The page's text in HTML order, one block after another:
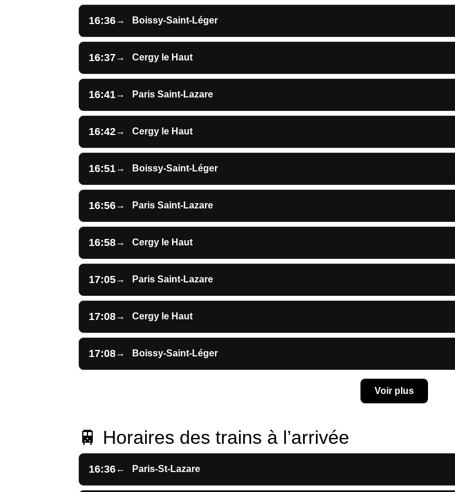
16:36→ Boissy-Saint-Léger
16:37→ Cergy le Haut
16:41→ Paris Saint-Lazare
16:42→ Cergy le Haut
16:51→ Boissy-Saint-Léger
16:56→ Paris Saint-Lazare
16:58→ Cergy le Haut
17:05→ Paris Saint-Lazare
17:08→ Cergy le Haut
17:08→ Boissy-Saint-Léger
Voir plus
🚆 Horaires des trains à l’arrivée
16:36← Paris-St-Lazare